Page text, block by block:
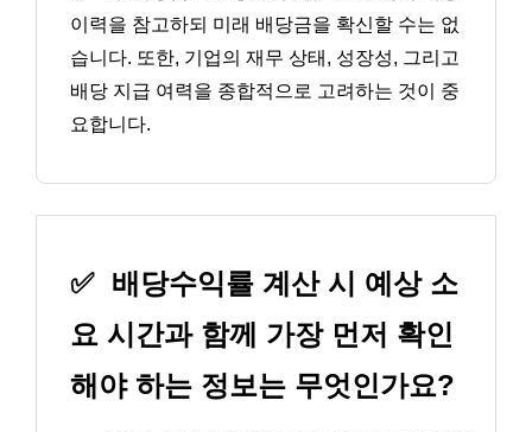
이력을 참고하되 미래 배당금을 확신할 수는 없
습니다. 또한, 기업의 재무 상태, 성장성, 그리고
배당 지급 여력을 종합적으로 고려하는 것이 중
요합니다.
✅ 배당수익률 계산 시 예상 소
요 시간과 함께 가장 먼저 확인
해야 하는 정보는 무엇인가요?